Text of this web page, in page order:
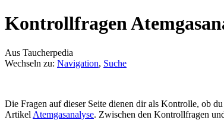
Kontrollfragen
Aus Taucherpedia
Wechseln zu: Navigation, Suche
Die Fragen auf dieser Seite dienen dir als Kontrolle, ob
Artikel Atemgasanalyse. Zwischen den Kontrollfragen